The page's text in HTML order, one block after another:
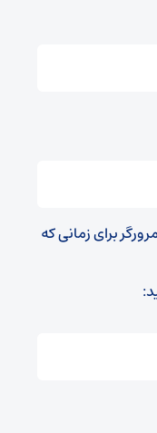
برای زمانی که